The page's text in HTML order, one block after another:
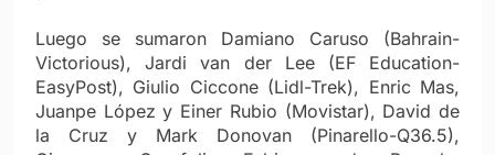
Luego se sumaron Damiano Caruso (Bahrain-
Victorious), Jardi van der Lee (EF Education-
EasyPost), Giulio Ciccone (Lidl-Trek), Enric Mas,
Juanpe López y Einer Rubio (Movistar), David de
la Cruz y Mark Donovan (Pinarello-Q36.5),